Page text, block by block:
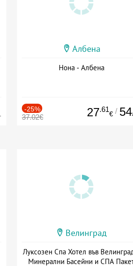
Албена
Нона - Албена
-25%
37.02€ 27.61
€ / 54
Велинград
Луксозен Спа Хотел във
Минерални Басейни и СПА